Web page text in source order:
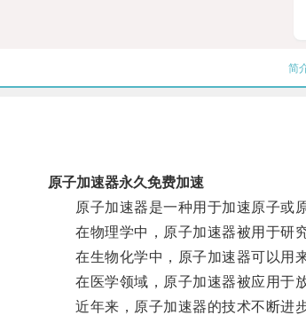
简
原子加速器永久免费加速
原子加速器是一种用于加速原子或原
在物理学中，原子加速器被用于研究
在生物化学中，原子加速器可以用来
在医学领域，原子加速器被应用于放
近年来，原子加速器的技术不断进步